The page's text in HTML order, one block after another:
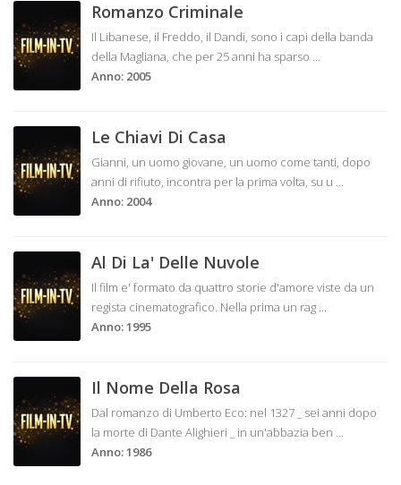
Romanzo Criminale
Il Libanese, il Freddo, il Dandi, sono i capi della banda
della Magliana, che per 25 anni ha sparso ...
Anno: 2005
Le Chiavi Di Casa
Gianni, un uomo giovane, un uomo come tanti, dopo
anni di rifiuto, incontra per la prima volta, su u ...
Anno: 2004
Al Di La' Delle Nuvole
Il film e' formato da quattro storie d'amore viste da un
regista cinematografico. Nella prima un rag ...
Anno: 1995
Il Nome Della Rosa
Dal romanzo di Umberto Eco: nel 1327 _ sei anni dopo
la morte di Dante Alighieri _ in un'abbazia ben ...
Anno: 1986